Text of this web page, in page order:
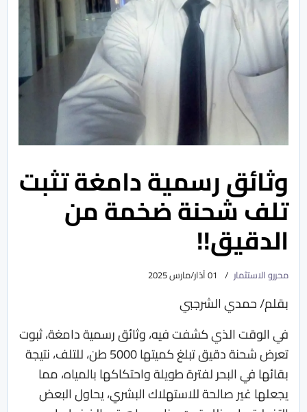
وثائق رسمية دامغة تثبت
تلف شحنة ضخمة من
الدقيق!!
محررو الاستثمار 01 آذار/مارس 2025
بقلم/ حمدي الشرجبي
في الوقت الذي كشفت فيه، وثائق رسمية دامغة، ثبوت
تعرض شحنة دقيق تبلغ كميتها 5000 طن، للتلف، نتيجة
بقائها في البحر لفترة طويلة واحتكاكها بالمياه، مما
يجعلها غير صالحة للاستهلاك البشري، يحاول البعض